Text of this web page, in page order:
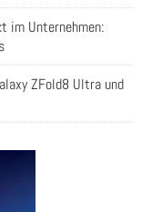
im Unternehmen:
ZFold8 Ultra und